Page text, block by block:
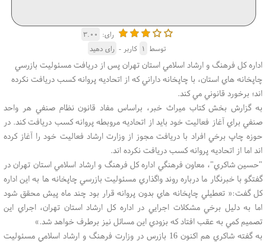
رای: ۳.۰۰
توسط ۱ کاربر - رای دهید
اداره كل فرهنگ و ارشاد اسلامي استان تهران پس از دريافت مسئوليت بازرسي
چاپخانه هاي استان، با چاپخانه داراني كه از اتحاديه پروانه كسب دريافت نكرده
اند؛ برخورد قانوني مي كند.
به گزارش بخش كتاب ميراث خبر، براساس مفاد قانون نظام صنفي هر واحد
صنفي براي آغاز فعاليت خود بايد از اتحاديه مروبطه پروانه كسب دريافت كند. در
حوزه چاپ برخي افراد با دريافت مجوز از وزارت ارشاد فعاليت خود را آغاز كرده
اند اما از اتحاديه پروانه كسب دريافت نكرده اند.
"حسين شاكري"، معاون فرهنگي اداره كل فرهنگ و ارشاد اسلامي استان تهران در
گفتگو با خبرنگار ما درباره روند واگذاري مسئوليت بازرسي چاپخانه ها به اين اداره
كل گفت:« تعطيلي چاپخانه هاي بدون پروانه قرار بود چند ماه پيش محقق شود
اما به دليل برخي مشكلات اجرايي در اداره كل ارشاد استان تهران، اجراي اين
تصميم كمي به عقب افتاد كه بزودي اين مسائل نيز برطرف خواهد شد.»
به گفته شاكري هم اكنون 16 بازرس در وزارت فرهنگ و ارشاد اسلامي مسئوليت